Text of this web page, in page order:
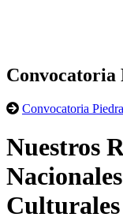
Convocatoria
Convocatoria
Nuestros
Culturales